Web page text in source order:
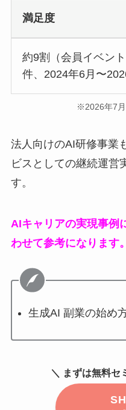
満足度
約9割（会員イベン
件、2024年6月〜
※2026年7月
法人向けのAI研修事業
ビスとしての継続運営
す。
AIキャリアの実現事例
わせて参考になります。
生成AI 副業の始め
＼ まずは無料セ